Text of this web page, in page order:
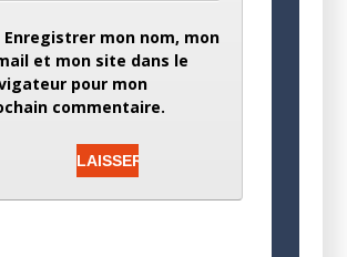
Enregistrer mon nom, mon
et mon site dans le
pour mon
commentaire.